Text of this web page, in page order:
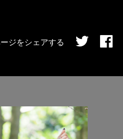
ジをシェアする